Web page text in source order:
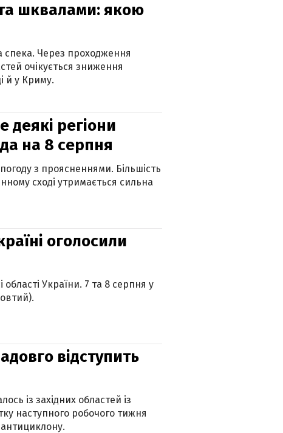
шквалами: якою
спека. Через проходження
очікується зниження
й у Криму.
деякі регіони
на 8 серпня
з проясненнями. Більшість
сході утримається сильна
оголосили
України. 7 та 8 серпня у
відступить
із західних областей із
наступного робочого тижня
антициклону.